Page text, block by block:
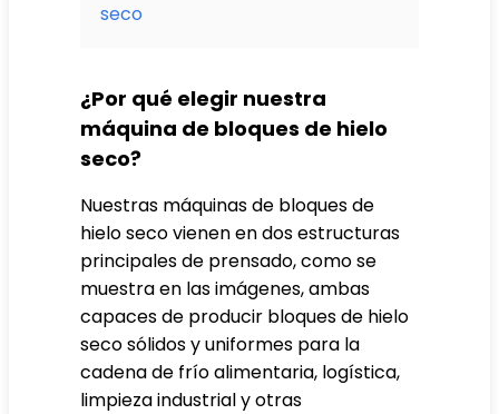
seco
¿Por qué elegir nuestra
máquina de bloques de hielo
seco?
Nuestras máquinas de bloques de
hielo seco vienen en dos estructuras
principales de prensado, como se
muestra en las imágenes, ambas
capaces de producir bloques de hielo
seco sólidos y uniformes para la
cadena de frío alimentaria, logística,
limpieza industrial y otras